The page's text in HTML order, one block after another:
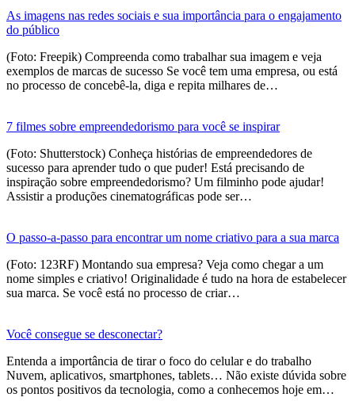
As imagens nas redes sociais e sua importância para o engajamento
do público
(Foto: Freepik) Compreenda como trabalhar sua imagem e veja
exemplos de marcas de sucesso Se você tem uma empresa, ou está
no processo de concebê-la, diga e repita milhares de…
7 filmes sobre empreendedorismo para você se inspirar
(Foto: Shutterstock) Conheça histórias de empreendedores de
sucesso para aprender tudo o que puder! Está precisando de
inspiração sobre empreendedorismo? Um filminho pode ajudar!
Assistir a produções cinematográficas pode ser…
O passo-a-passo para encontrar um nome criativo para a sua marca
(Foto: 123RF) Montando sua empresa? Veja como chegar a um
nome simples e criativo! Originalidade é tudo na hora de estabelecer
sua marca. Se você está no processo de criar…
Você consegue se desconectar?
Entenda a importância de tirar o foco do celular e do trabalho
Nuvem, aplicativos, smartphones, tablets… Não existe dúvida sobre
os pontos positivos da tecnologia, como a conhecemos hoje em…